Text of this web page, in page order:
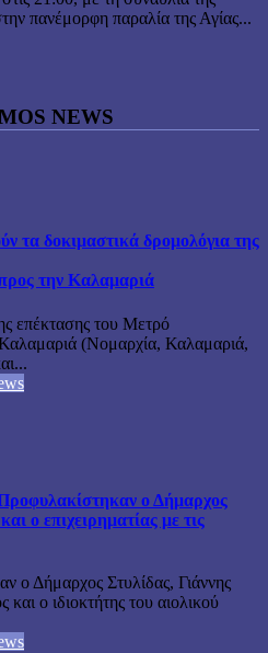
πανέμορφη παραλία της Αγίας...
NEWS
τα δοκιμαστικά δρομολόγια της
την Καλαμαριά
επέκτασης του Μετρό
(Νομαρχία, Καλαμαριά,
ο Δήμαρχος
ο επιχειρηματίας με τις
ο Δήμαρχος Στυλίδας, Γιάννης
ο ιδιοκτήτης του αιολικού